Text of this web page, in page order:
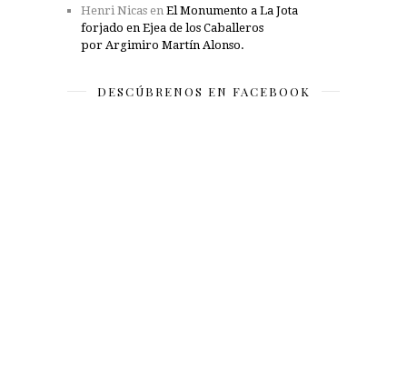
Henri Nicas en El Monumento a La Jota
forjado en Ejea de los Caballeros
por Argimiro Martín Alonso.
DESCÚBRENOS EN FACEBOOK